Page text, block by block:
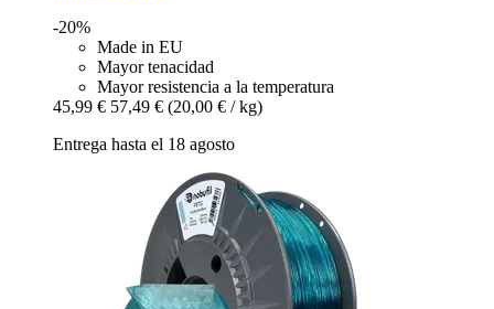
-20%
Made in EU
Mayor tenacidad
Mayor resistencia a la temperatura
45,99 € 57,49 € (20,00 € / kg)
Entrega hasta el 18 agosto